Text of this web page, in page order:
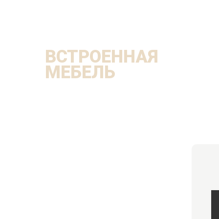
ВСТРОЕННАЯ
МЕБЕЛЬ